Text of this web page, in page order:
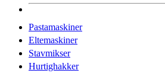
Pastamaskiner
Eltemaskiner
Stavmikser
Hurtighakker